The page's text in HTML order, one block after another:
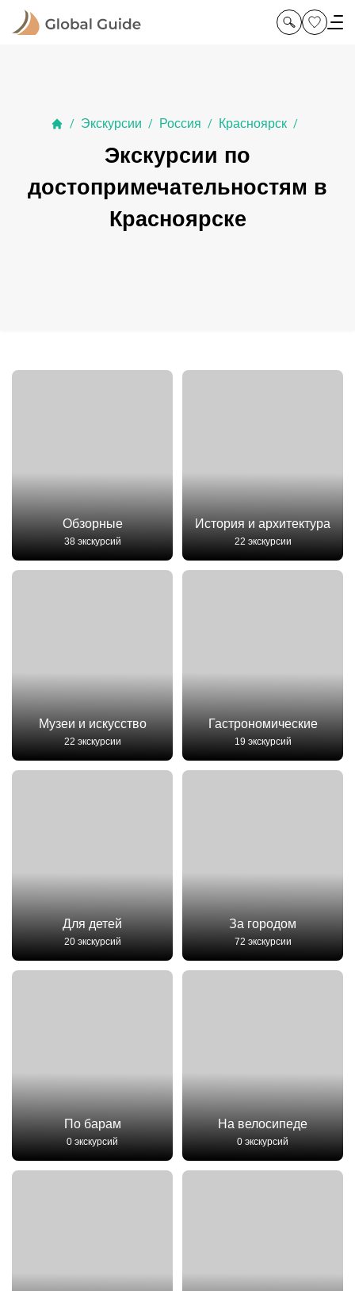
/ Экскурсии / Россия / Красноярск /
Экскурсии по
достопримечательностям в
Красноярске
Обзорные
38 экскурсий
История и архитектура
22 экскурсии
Музеи и искусство
22 экскурсии
Гастрономические
19 экскурсий
Для детей
20 экскурсий
За городом
72 экскурсии
По барам
0 экскурсий
На велосипеде
0 экскурсий